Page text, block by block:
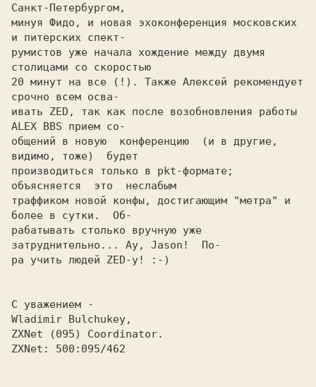
Санкт-Петербургом,
минуя Фидо, и новая эхоконференция московских
и питерских спект-
румистов уже начала хождение между двумя
столицами со скоростью
20 минут на все (!). Также Алексей рекомендует
срочно всем осва-
ивать ZED,
ALEX BBS прием со-
общений в новую  конференцию  (и в другие,
видимо, тоже)  будет
производиться только в pkt-формате;
объясняется  это  неслабым
траффиком новой конфы, достигающим "метра" и
более в сутки.  Об-
рабатывать столько вручную уже
затруднительно... Ау, Jason!  По-
ра учить людей ZED-у! :-)